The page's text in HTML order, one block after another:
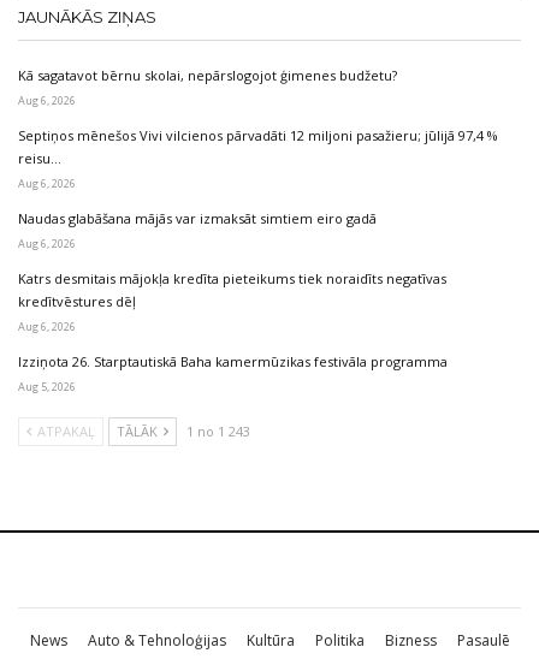
JAUNĀKĀS ZIŅAS
Kā sagatavot bērnu skolai, nepārslogojot ģimenes budžetu?
Aug 6, 2026
Septiņos mēnešos Vivi vilcienos pārvadāti 12 miljoni pasažieru; jūlijā 97,4 %
reisu…
Aug 6, 2026
Naudas glabāšana mājās var izmaksāt simtiem eiro gadā
Aug 6, 2026
Katrs desmitais mājokļa kredīta pieteikums tiek noraidīts negatīvas
kredītvēstures dēļ
Aug 6, 2026
Izziņota 26. Starptautiskā Baha kamermūzikas festivāla programma
Aug 5, 2026
ATPAKAĻ TĀLĀK 1 no 1 243
News Auto & Tehnoloģijas Kultūra Politika Bizness Pasaulē